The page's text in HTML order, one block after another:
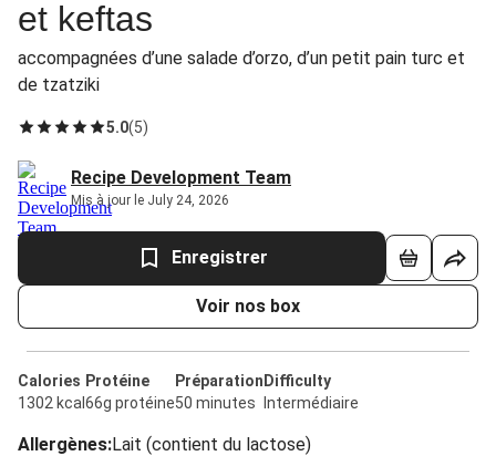
et keftas
accompagnées d’une salade d’orzo, d’un petit pain turc et
de tzatziki
5.0(5)
Recipe Development Team
Mis à jour le July 24, 2026
Enregistrer
Voir nos box
Calories
1302 kcal
Protéine
66g protéine
Préparation
50 minutes
Difficulty
Intermédiaire
Allergènes:Lait (contient du lactose)